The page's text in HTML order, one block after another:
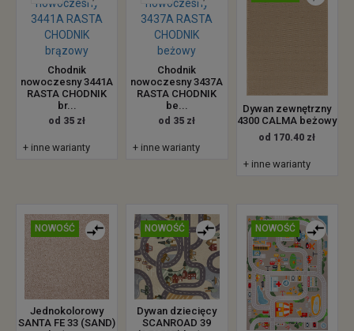
Chodnik
nowoczesny 3441A
RASTA CHODNIK
br...
od 35 zł
+ inne warianty
Chodnik
nowoczesny 3437A
RASTA CHODNIK
be...
od 35 zł
+ inne warianty
Dywan zewnętrzny
4300 CALMA beżowy
od 170.40 zł
+ inne warianty
NOWOŚĆ
Jednokolorowy
SANTA FE 33 (SAND)
NOWOŚĆ
Dywan dziecięcy
SCANROAD 39
NOWOŚĆ